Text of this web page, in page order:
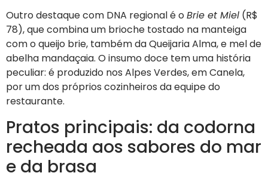
Outro destaque com DNA regional é oBrie et Miel (R$
78), que combina um brioche tostado na manteiga
com o queijo brie, também da Queijaria Alma, e mel de
abelha mandaçaia. O insumo doce tem uma história
peculiar: é produzido nos Alpes Verdes, em Canela,
por um dos próprios cozinheiros da equipe do
restaurante.
Pratos principais: da codorna
recheada aos sabores do mar
e da brasa